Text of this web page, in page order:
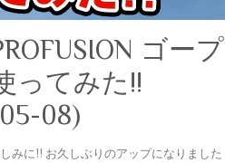
ゴープ
ってみた!!
08)
みに!! お久しぶりのアップになりました